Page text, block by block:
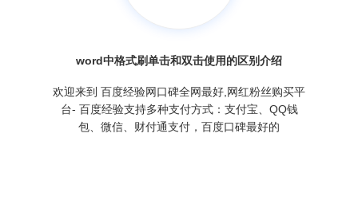
word中格式刷单击和双击使用的区别介绍
欢迎来到 百度经验网口碑全网最好,网红粉丝购买平
台- 百度经验支持多种支付方式：支付宝、QQ钱
包、微信、财付通支付，百度口碑最好的